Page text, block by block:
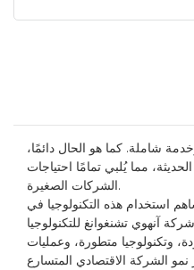
شاملة. كما هو الحال دائمًا،
مما يُلبي تمامًا احتياجات
الشركات الصغيرة.
استخدام هذه التكنولوجيا في
آنهوي تشنغوانغ للتكنولوجيا
وتكنولوجيا متطورة، وعمليات